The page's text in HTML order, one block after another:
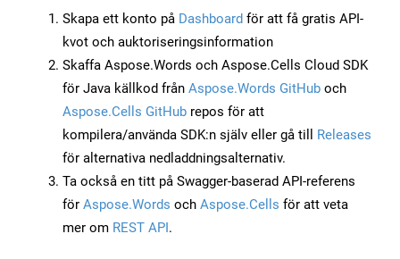
Skapa ett konto på Dashboard för att få gratis API-
kvot och auktoriseringsinformation
Skaffa Aspose.Words och Aspose.Cells Cloud SDK
för Java källkod från Aspose.Words GitHub och
Aspose.Cells GitHub repos för att
kompilera/använda SDK:n själv eller gå till Releases
för alternativa nedladdningsalternativ.
Ta också en titt på Swagger-baserad API-referens
för Aspose.Words och Aspose.Cells för att veta
mer om REST API.